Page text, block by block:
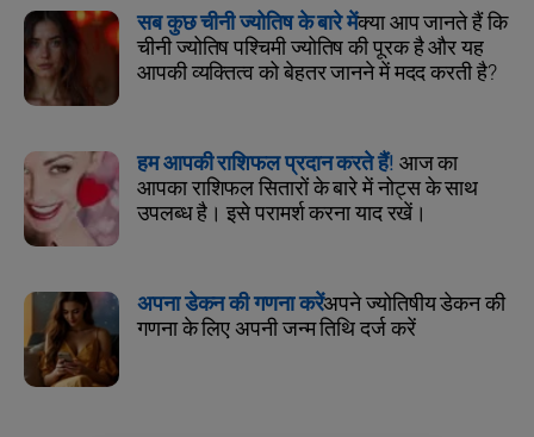
सब कुछ चीनी ज्योतिष के बारे मेंक्या आप जानते हैं कि
चीनी ज्योतिष पश्चिमी ज्योतिष की पूरक है और यह
आपकी व्यक्तित्व को बेहतर जानने में मदद करती है?
हम आपकी राशिफल प्रदान करते हैं!आज का
आपका राशिफल सितारों के बारे में नोट्स के साथ
उपलब्ध है। इसे परामर्श करना याद रखें।
अपना डेकन की गणना करेंअपने ज्योतिषीय डेकन की
गणना के लिए अपनी जन्म तिथि दर्ज करें